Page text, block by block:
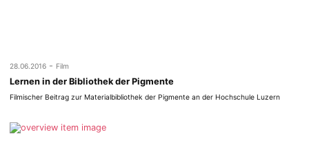
28.06.2016 - Film
Lernen in der Bibliothek der Pigmente
Filmischer Beitrag zur Materialbibliothek der Pigmente an der Hochschule Luzern